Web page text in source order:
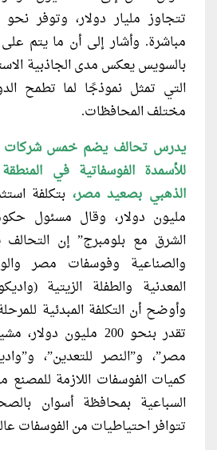
مباشرة. وأشار إلى أن ما يتم
بالسويس يعكس مدى الجاذبية
التي تمثل نموذجًا لما تطمح
مختلف المحافظات.
يدرس تحالف يضم خمس شركات
للأسمدة الفوسفاتية في
الذهبي بصعيد مصر،
مليون دولار، وقال مسئول
الشرق مع بلومبرج” إن
والصناعية وفوسفات مصر
المعدنية والطفلة الزيتية
وأوضح أن التكلفة المبدئية
تقدر بنحو 200 مليون
مصر”، و”النصر للتعدين”،
كميات الفوسفات اللازمة للمصنع
السباعية بمحافظة أسوان
تتوافر احتياطيات من الفوسفات